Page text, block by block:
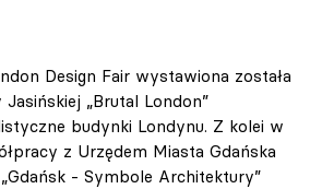
Design Fair wystawiona została
„Brutal London”
budynki Londynu. Z kolei w
z Urzędem Miasta Gdańska
- Symbole Architektury”